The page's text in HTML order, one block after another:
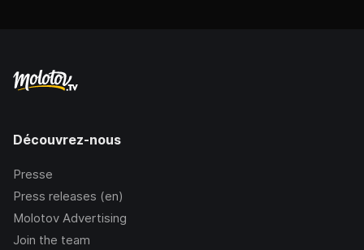
Découvrez-nous
Presse
Press releases (en)
Molotov Advertising
Join the team